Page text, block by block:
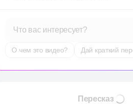
Что вас интересует?
О чем это видео? Дай краткий
Пересказ